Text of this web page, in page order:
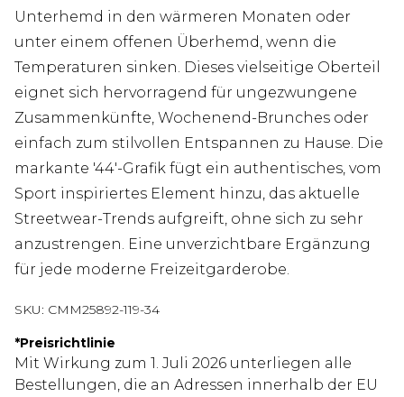
Unterhemd in den wärmeren Monaten oder
unter einem offenen Überhemd, wenn die
Temperaturen sinken. Dieses vielseitige Oberteil
eignet sich hervorragend für ungezwungene
Zusammenkünfte, Wochenend-Brunches oder
einfach zum stilvollen Entspannen zu Hause. Die
markante '44'-Grafik fügt ein authentisches, vom
Sport inspiriertes Element hinzu, das aktuelle
Streetwear-Trends aufgreift, ohne sich zu sehr
anzustrengen. Eine unverzichtbare Ergänzung
für jede moderne Freizeitgarderobe.
SKU: CMM25892-119-34
*Preisrichtlinie
Mit Wirkung zum 1. Juli 2026 unterliegen alle
Bestellungen, die an Adressen innerhalb der EU